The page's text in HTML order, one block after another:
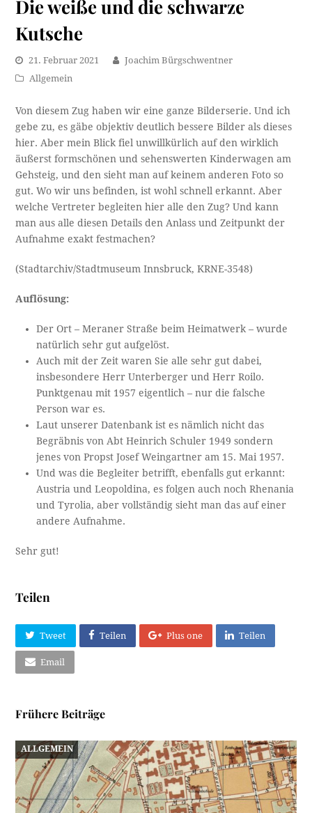
Die weiße und die schwarze
Kutsche
21. Februar 2021
Joachim Bürgschwentner
Allgemein
Von diesem Zug haben wir eine ganze Bilderserie. Und ich
gebe zu, es gäbe objektiv deutlich bessere Bilder als dieses
hier. Aber mein Blick fiel unwillkürlich auf den wirklich
äußerst formschönen und sehenswerten Kinderwagen am
Gehsteig, und den sieht man auf keinem anderen Foto so
gut. Wo wir uns befinden, ist wohl schnell erkannt. Aber
welche Vertreter begleiten hier alle den Zug? Und kann
man aus alle diesen Details den Anlass und Zeitpunkt der
Aufnahme exakt festmachen?
(Stadtarchiv/Stadtmuseum Innsbruck, KRNE-3548)
Auflösung:
Der Ort – Meraner Straße beim Heimatwerk – wurde
natürlich sehr gut aufgelöst.
Auch mit der Zeit waren Sie alle sehr gut dabei,
insbesondere Herr Unterberger und Herr Roilo.
Punktgenau mit 1957 eigentlich – nur die falsche
Person war es.
Laut unserer Datenbank ist es nämlich nicht das
Begräbnis von Abt Heinrich Schuler 1949 sondern
jenes von Propst Josef Weingartner am 15. Mai 1957.
Und was die Begleiter betrifft, ebenfalls gut erkannt:
Austria und Leopoldina, es folgen auch noch Rhenania
und Tyrolia, aber vollständig sieht man das auf einer
andere Aufnahme.
Sehr gut!
Teilen
Tweet Teilen Plus one Teilen
Email
Frühere Beiträge
ALLGEMEIN